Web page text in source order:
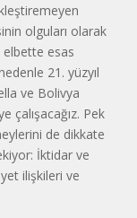
olguları olarak
elbette esas
21. yüzyıl
ve Bolivya
çalışacağız. Pek
de dikkate
İktidar ve
ilişkileri ve